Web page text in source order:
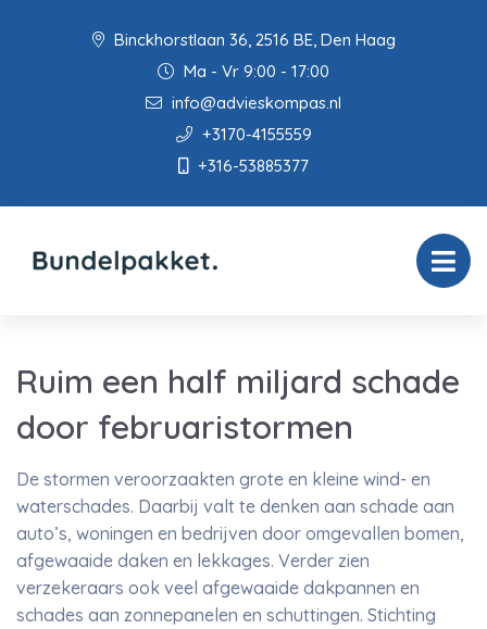
Binckhorstlaan 36, 2516 BE, Den Haag
Ma - Vr 9:00 - 17:00
info@advieskompas.nl
+3170-4155559
+316-53885377
Ruim een half miljard schade
door februaristormen
De stormen veroorzaakten grote en kleine wind- en
waterschades. Daarbij valt te denken aan schade aan
auto’s, woningen en bedrijven door omgevallen bomen,
afgewaaide daken en lekkages. Verder zien
verzekeraars ook veel afgewaaide dakpannen en
schades aan zonnepanelen en schuttingen. Stichting